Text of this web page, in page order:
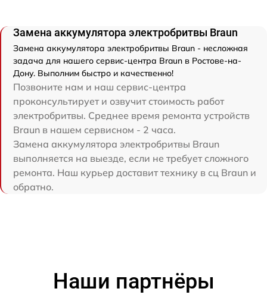
Замена аккумулятора электробритвы Braun
Замена аккумулятора электробритвы Braun - несложная
задача для нашего сервис-центра Braun в Ростове-на-
Дону. Выполним быстро и качественно!
Позвоните нам и наш сервис-центра
проконсультирует и озвучит стоимость работ
электробритвы. Среднее время ремонта устройств
Braun в нашем сервисном - 2 часа.
Замена аккумулятора электробритвы Braun
выполняется на выезде, если не требует сложного
ремонта. Наш курьер доставит технику в сц Braun и
обратно.
Наши партнёры